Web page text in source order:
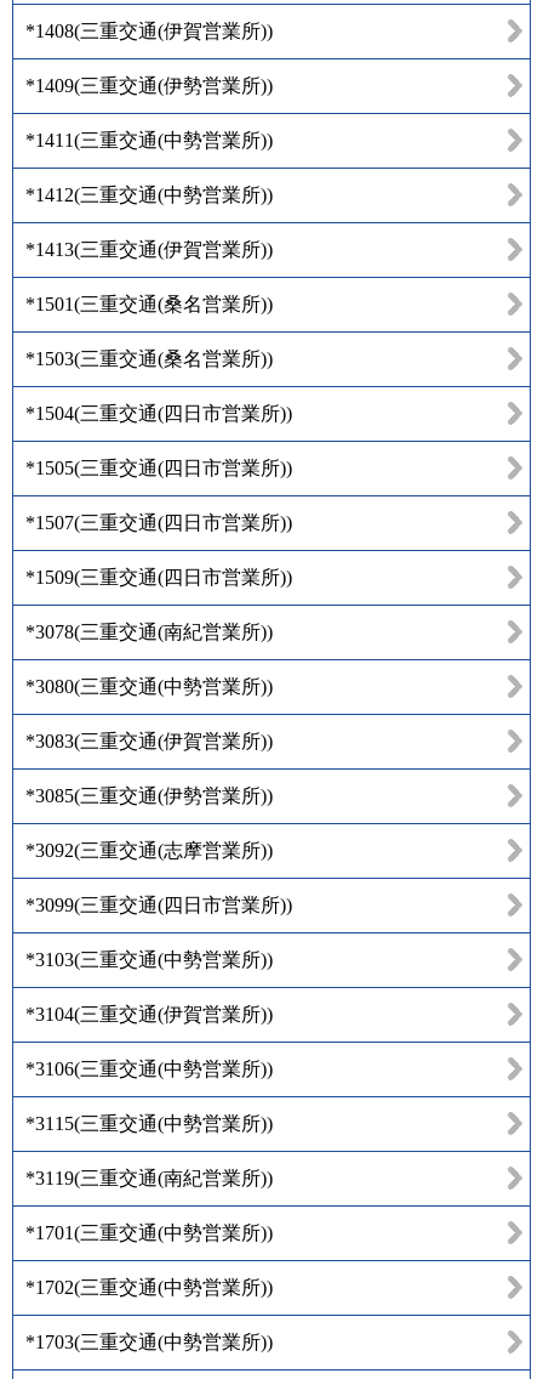
*1408(三重交通(伊賀営業所))
*1409(三重交通(伊勢営業所))
*1411(三重交通(中勢営業所))
*1412(三重交通(中勢営業所))
*1413(三重交通(伊賀営業所))
*1501(三重交通(桑名営業所))
*1503(三重交通(桑名営業所))
*1504(三重交通(四日市営業所))
*1505(三重交通(四日市営業所))
*1507(三重交通(四日市営業所))
*1509(三重交通(四日市営業所))
*3078(三重交通(南紀営業所))
*3080(三重交通(中勢営業所))
*3083(三重交通(伊賀営業所))
*3085(三重交通(伊勢営業所))
*3092(三重交通(志摩営業所))
*3099(三重交通(四日市営業所))
*3103(三重交通(中勢営業所))
*3104(三重交通(伊賀営業所))
*3106(三重交通(中勢営業所))
*3115(三重交通(中勢営業所))
*3119(三重交通(南紀営業所))
*1701(三重交通(中勢営業所))
*1702(三重交通(中勢営業所))
*1703(三重交通(中勢営業所))